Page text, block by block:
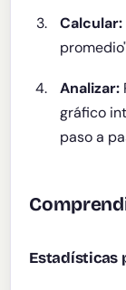
Calcular:
Analizar:
gráfico
paso a
Estadísticas